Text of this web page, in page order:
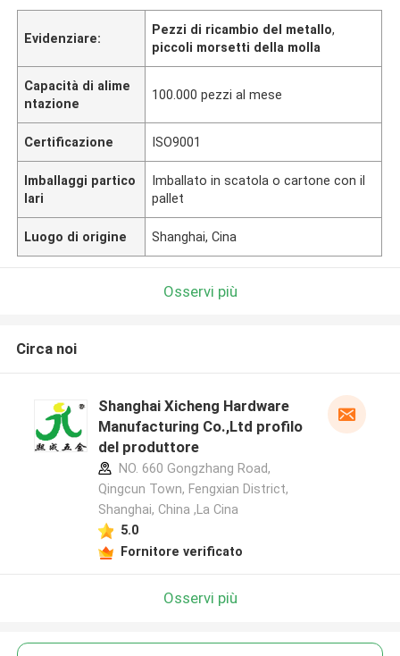
Evidenziare:
Pezzi di ricambio del metallo,
piccoli morsetti della molla
Capacità di alime
ntazione
100.000 pezzi al mese
Certificazione ISO9001
Imballaggi partico
lari
Imballato in scatola o cartone con il
pallet
Luogo di origine Shanghai, Cina
Osservi più
Circa noi
Shanghai Xicheng Hardware
Manufacturing Co.,Ltd profilo
del produttore
NO. 660 Gongzhang Road,
Qingcun Town, Fengxian District,
Shanghai, China ,La Cina
5.0
Fornitore verificato
Osservi più